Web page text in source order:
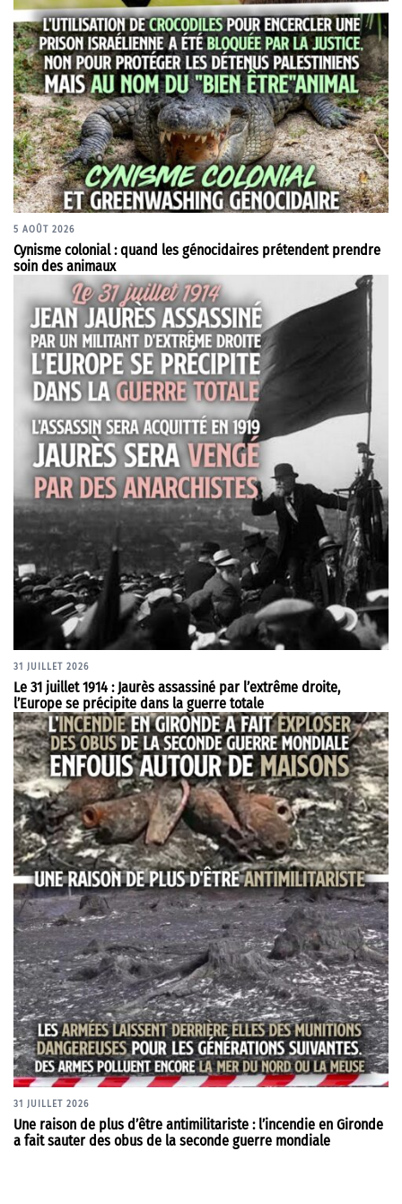
5 AOÛT 2026
Cynisme colonial : quand les génocidaires prétendent prendre
soin des animaux
31 JUILLET 2026
Le 31 juillet 1914 : Jaurès assassiné par l’extrême droite,
l’Europe se précipite dans la guerre totale
31 JUILLET 2026
Une raison de plus d’être antimilitariste : l’incendie en Gironde
a fait sauter des obus de la seconde guerre mondiale